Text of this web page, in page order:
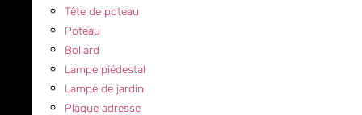
Tête de poteau
Poteau
Bollard
Lampe piédestal
Lampe de jardin
Plaque adresse